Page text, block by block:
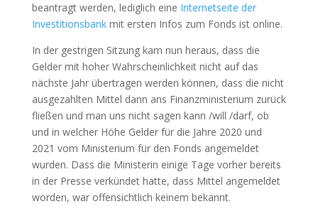
beantragt werden, lediglich eine Internetseite der
Investitionsbankmit ersten Infos zum Fonds ist online.
In der gestrigen Sitzung kam nun heraus, dass die
Gelder mit hoher Wahrscheinlichkeit nicht auf das
nächste Jahr übertragen werden können, dass die nicht
ausgezahlten Mittel dann ans Finanzministerium zurück
fließen und man uns nicht sagen kann /will /darf, ob
und in welcher Höhe Gelder für die Jahre 2020 und
2021 vom Ministerium für den Fonds angemeldet
wurden. Dass die Ministerin einige Tage vorher bereits
in der Presse verkündet hatte, dass Mittel angemeldet
worden, war offensichtlich keinem bekannt.